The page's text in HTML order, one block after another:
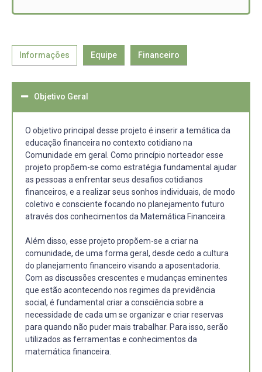
Informações Equipe Financeiro
Objetivo Geral
O objetivo principal desse projeto é inserir a temática da
educação financeira no contexto cotidiano na
Comunidade em geral. Como princípio norteador esse
projeto propõem-se como estratégia fundamental ajudar
as pessoas a enfrentar seus desafios cotidianos
financeiros, e a realizar seus sonhos individuais, de modo
coletivo e consciente focando no planejamento futuro
através dos conhecimentos da Matemática Financeira.
Além disso, esse projeto propõem-se a criar na
comunidade, de uma forma geral, desde cedo a cultura
do planejamento financeiro visando a aposentadoria.
Com as discussões crescentes e mudanças eminentes
que estão acontecendo nos regimes da previdência
social, é fundamental criar a consciência sobre a
necessidade de cada um se organizar e criar reservas
para quando não puder mais trabalhar. Para isso, serão
utilizados as ferramentas e conhecimentos da
matemática financeira.